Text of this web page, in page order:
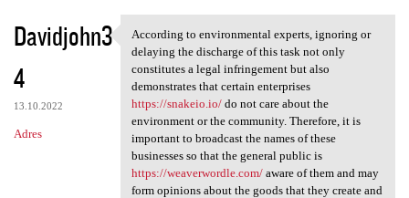
Davidjohn3
4
13.10.2022
Adres
According to environmental
According to environmental experts, ignoring or
delaying the discharge of this task not only
constitutes a legal infringement but also
demonstrates that certain enterprises
https://snakeio.io/do not care about the
environment or the community. Therefore, it is
important to broadcast the names of these
businesses so that the general public is
https://weaverwordle.com/aware of them and may
form opinions about the goods that they create and